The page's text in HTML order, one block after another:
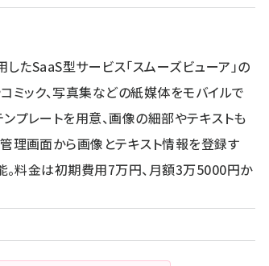
たSaaS型サービス「スムーズビューア」の
ミック、写真集などの紙媒体をモバイルで
プレートを用意、画像の細部やテキストも
理画面から画像とテキスト情報を登録す
。料金は初期費用7万円、月額3万5000円か